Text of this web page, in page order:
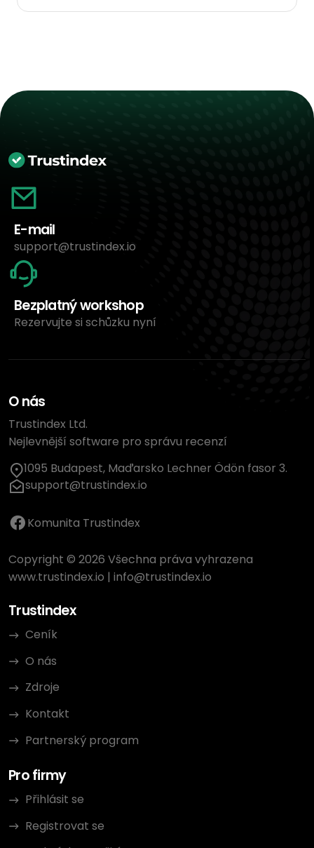
E-mail
support@trustindex.io
Bezplatný workshop
Rezervujte si schůzku nyní
O nás
Trustindex Ltd.
Nejlevnější software pro správu recenzí
1095 Budapest, Maďarsko Lechner Ödön fasor 3.
support@trustindex.io
Komunita Trustindex
Copyright © 2026 Všechna práva vyhrazena
www.trustindex.io | info@trustindex.io
Trustindex
Ceník
O nás
Zdroje
Kontakt
Partnerský program
Pro firmy
Přihlásit se
Registrovat se